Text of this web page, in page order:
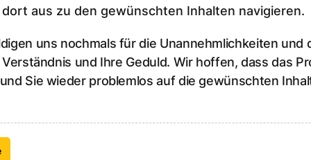
aus zu den gewünschten Inhalten navigieren.
uns nochmals für die Unannehmlichkeiten und
und Ihre Geduld. Wir hoffen, dass das
Sie wieder problemlos auf die gewünschten